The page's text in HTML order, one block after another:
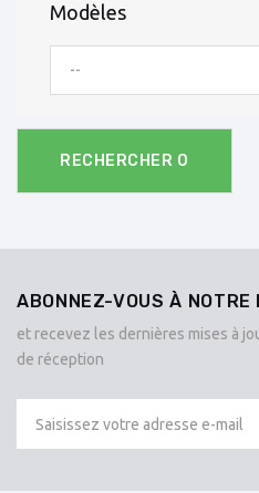
Modèles
--
RECHERCHER 0
ABONNEZ-VOUS À NOTRE
et recevez les dernières mises à
de réception